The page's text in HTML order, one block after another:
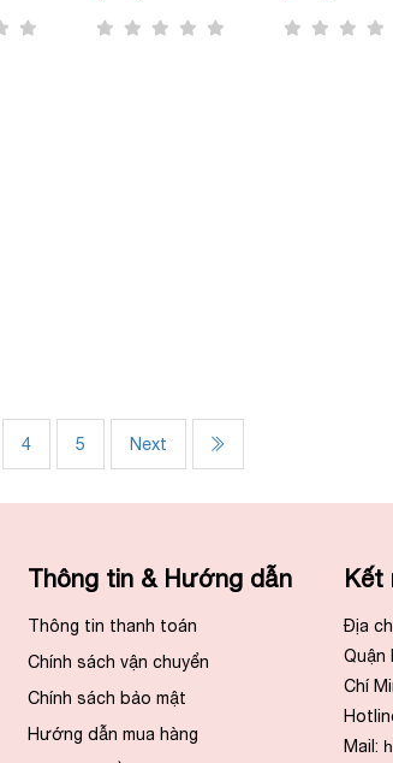
4 5 Next
Thông tin & Hướng dẫn
Thông tin thanh toán
Chính sách vận chuyển
Chính sách bảo mật
Hướng dẫn mua hàng
Kết
Địa
Quận
Chí
Mail: